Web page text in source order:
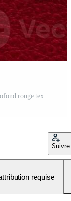
luxe cadeau emballage d'or ruban et arc sur Profond rouge texturé Contexte Photo Pro
Suivre
requise